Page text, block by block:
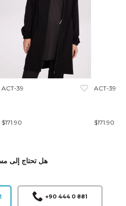
ACT-39
$171.90
ACT-39
$171.90
هل تحتاج إلى
+90 444 0 881